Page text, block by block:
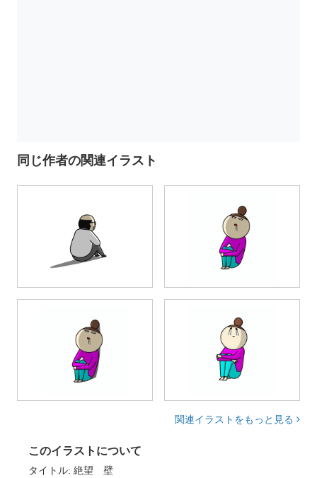
同じ作者の関連イラスト
関連イラストをもっと見る
このイラストについて
タイトル: 絶望 壁